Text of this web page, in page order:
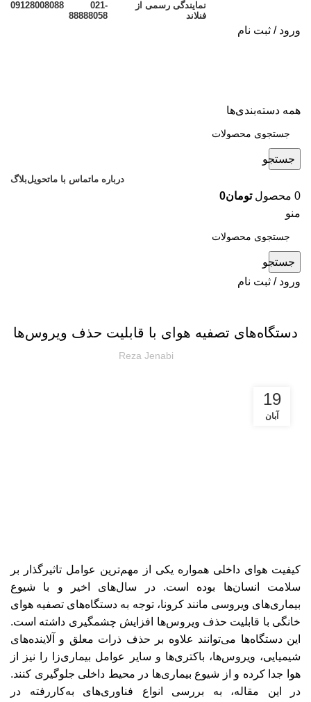
نمایندگی رسمی از
فنلاند
021-
88888058
09128008088
ورود / ثبت نام
همه دسته‌بندی‌ها
جستجو
درباره ماتماس با ماتحویلبلاگ
0 محصول تومان0
منو
جستجو
ورود / ثبت نام
دستگاه‌های تصفیه هوای با قابلیت حذف ویروس‌ها
Reza Jenabi
19
آبان
کیفیت هوای داخلی همواره یکی از مهم‌ترین عوامل تاثیرگذار بر
سلامت انسان‌ها بوده است. در سال‌های اخیر و با شیوع
بیماری‌های ویروسی مانند کرونا، توجه به دستگاه‌های تصفیه هوای
خانگی با قابلیت حذف ویروس‌ها افزایش چشمگیری داشته است.
این دستگاه‌ها می‌توانند علاوه بر حذف ذرات معلق و آلاینده‌های
شیمیایی، ویروس‌ها، باکتری‌ها و سایر عوامل بیماری‌زا را نیز از
هوا جدا کرده و از شیوع بیماری‌ها در محیط داخلی جلوگیری کنند.
در این مقاله، به بررسی انواع فناوری‌های به‌کاررفته در